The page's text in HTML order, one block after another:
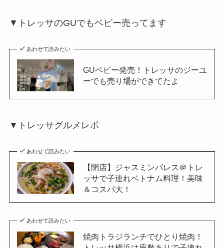
▼トレッサのGUでもベビー売ってます
あわせて読みたい
GUベビー発売！トレッサのジーユ
ーでも売り場ができてたよ
▼トレッサグルメレポ
あわせて読みたい
【閉店】ジャスミンパレス＠トレ
ッサで子連れベトナム料理！美味
＆コスパ大！
あわせて読みたい
焼肉トラジランチでひとり焼肉！